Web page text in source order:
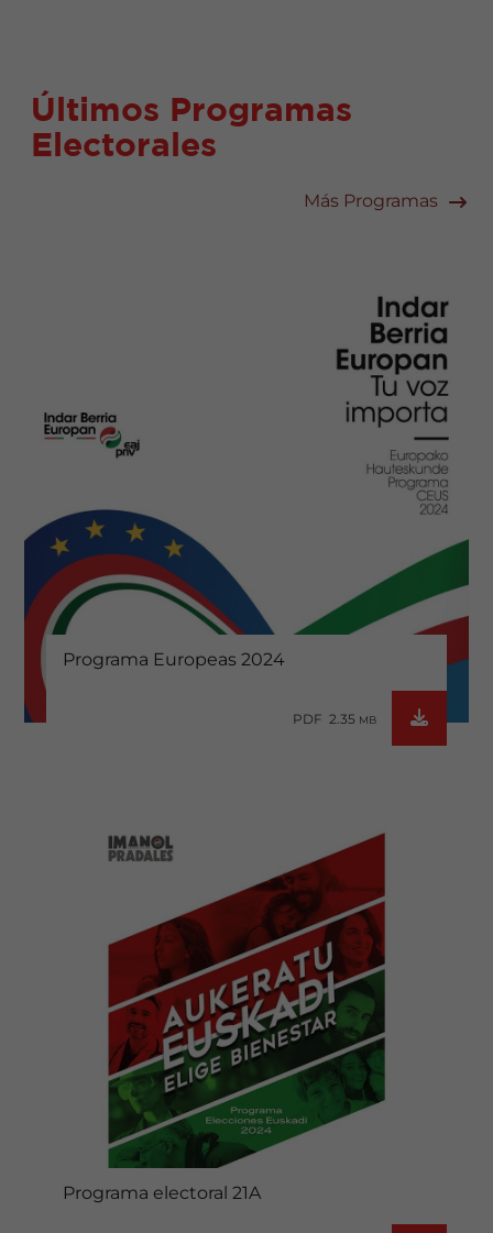
Últimos Programas
Electorales
Más Programas
Programa Europeas 2024
PDF 2.35 MB
Programa electoral 21A